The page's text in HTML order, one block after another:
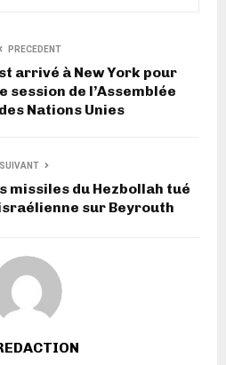
PRECEDENT
arrivé à New York pour
session de l’Assemblée
Nations Unies
SUIVANT
missiles du Hezbollah tué
sur Beyrouth